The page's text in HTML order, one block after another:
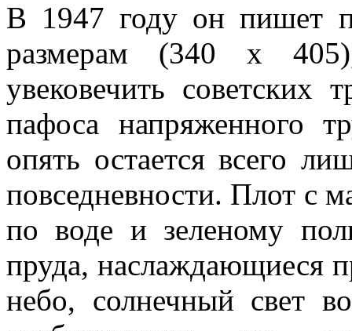
В 1947 году он пишет
размерам (340 х
увековечить советских
пафоса напряженного
опять остается всего
повседневности. Плот с
по воде и зеленому
пруда, наслаждающиеся
небо, солнечный свет